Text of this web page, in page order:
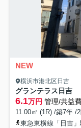
NEW
横浜市港北区日吉
グランテラス日吉
6.1万円 管理/共益
11.00㎡ (1R) /築7年 /
東急東横線「日吉